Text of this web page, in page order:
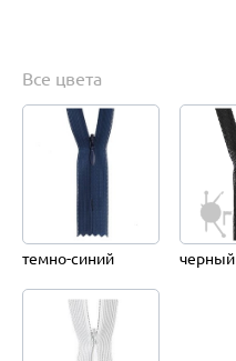
Все цвета
темно-синий черный